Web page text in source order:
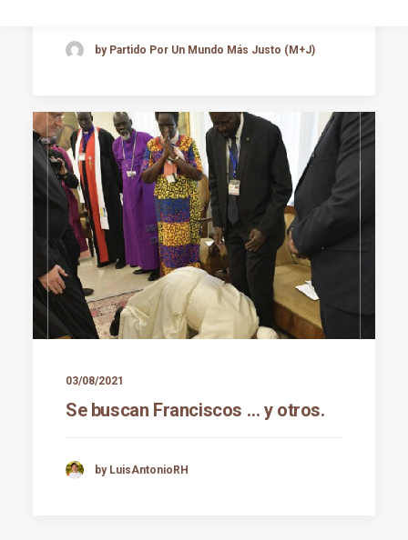
by Partido Por Un Mundo Más Justo (M+J)
03/08/2021
Se buscan Franciscos … y otros.
by LuisAntonioRH